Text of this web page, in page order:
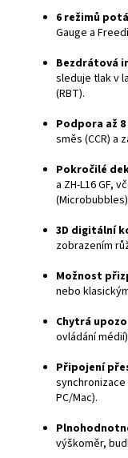
6 režimů
Gauge a
Bezdrátová
sleduje tlak v
(RBT).
Podpora až
směs (CCR) a
Pokročilé
a ZH-L16 GF,
3D digitální
zobrazením
Možnost
nebo
Chytrá
ovládání
Připojení
synchronizace
PC/Mac).
výškoměr,